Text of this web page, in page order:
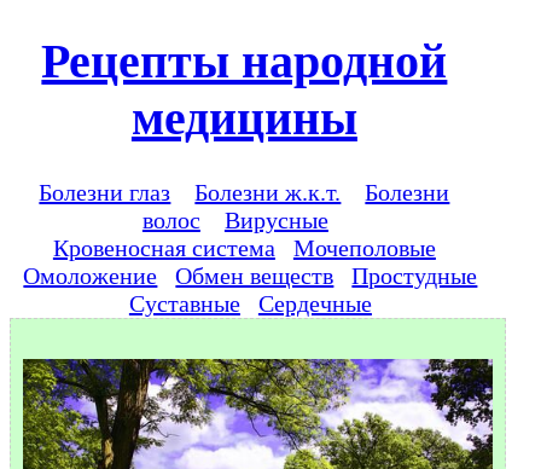
Рецепты народной
медицины
Болезни глаз Болезни ж.к.т.
Болезни
волос
Вирусные
Кровеносная система
Мочеполовые
Омоложение
Обмен веществ
Простудные
Суставные
Сердечные